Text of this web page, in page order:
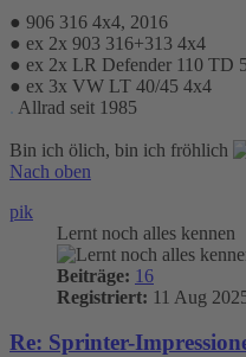
● 906 316 4x4, 2016
● ex 2x 903 316+313 4x4
● ex 2x LR Defender 110 TD
● ex 3x VW LT 40/45 4x4
. Allrad seit 1985
Bin ich ölich, bin ich fröhlich
Nach oben
pik
Lernt noch alles kennen
Beiträge: 16
Registriert: 11 Aug
Re: Sprinter-